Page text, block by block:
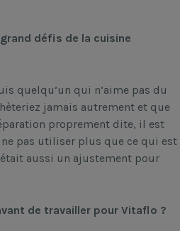
défis de la cuisine
quelqu’un qui n’aime pas du
jamais autrement et que
proprement dite, il est
pas utiliser plus que ce qui est
aussi un ajustement pour
de travailler pour Vitaflo ?